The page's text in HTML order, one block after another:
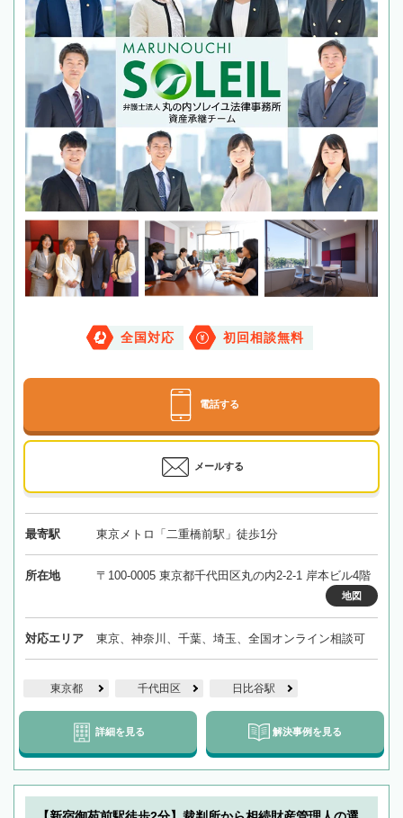
全国対応 初回相談無料
電話する
メールする
最寄駅 東京メトロ「二重橋前駅」徒歩1分
所在地 〒100-0005 東京都千代田区丸の内2-2-1 岸本ビル4階
地図
対応エリア 東京、神奈川、千葉、埼玉、全国オンライン相談可
東京都 千代田区 日比谷駅
詳細を見る 解決事例を見る